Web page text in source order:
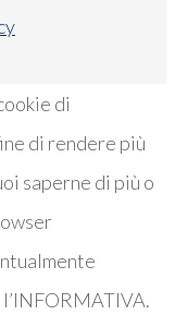
di
di rendere più
saperne di più o